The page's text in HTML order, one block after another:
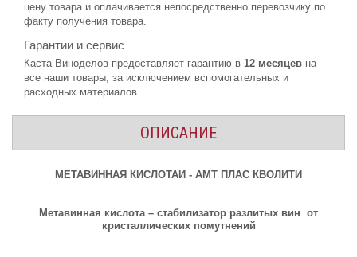
цену товара и оплачивается непосредственно перевозчику по
факту получения товара.
Гарантии и сервис
Каста Виноделов предоставляет гарантию в 12 месяцев на
все наши товары, за исключением вспомогательных и
расходных материалов
ОПИСАНИЕ
МЕТАВИННАЯ КИСЛОТАИ - АМТ ПЛАС КВОЛИТИ
Метавинная кислота – стабилизатор разлитых вин от
кристаллических помутнений